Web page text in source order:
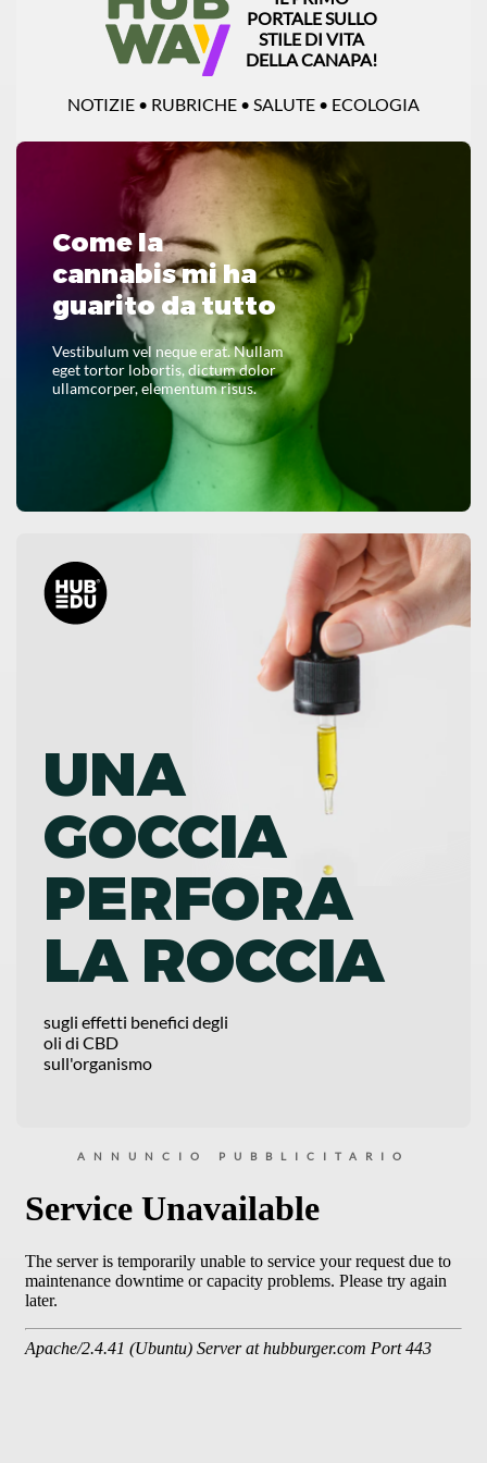
PORTALE SULLO
STILE DI VITA
DELLA CANAPA!
NOTIZIE • RUBRICHE • SALUTE • ECOLOGIA
Come la
cannabis mi ha
guarito da tutto
Vestibulum vel neque erat. Nullam
eget tortor lobortis, dictum dolor
ullamcorper, elementum risus.
LEGGI TUTTO
UNA
GOCCIA
PERFORA
LA ROCCIA
sugli effetti benefici degli
oli di CBD
sull'organismo
ANNUNCIO PUBBLICITARIO